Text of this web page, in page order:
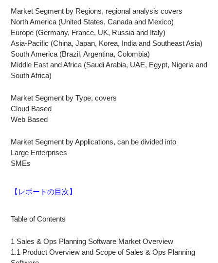
Market Segment by Regions, regional analysis covers
North America (United States, Canada and Mexico)
Europe (Germany, France, UK, Russia and Italy)
Asia-Pacific (China, Japan, Korea, India and Southeast Asia)
South America (Brazil, Argentina, Colombia)
Middle East and Africa (Saudi Arabia, UAE, Egypt, Nigeria and
South Africa)
Market Segment by Type, covers
Cloud Based
Web Based
Market Segment by Applications, can be divided into
Large Enterprises
SMEs
【レポートの目次】
Table of Contents
1 Sales & Ops Planning Software Market Overview
1.1 Product Overview and Scope of Sales & Ops Planning